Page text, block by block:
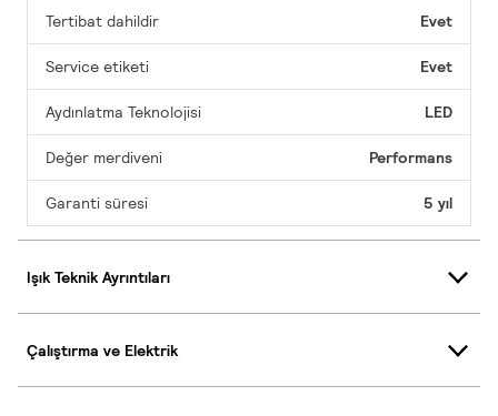
Tertibat dahildir Evet
Service etiketi Evet
Aydınlatma Teknolojisi LED
Değer merdiveni Performans
Garanti süresi 5 yıl
Işık Teknik Ayrıntıları
Çalıştırma ve Elektrik